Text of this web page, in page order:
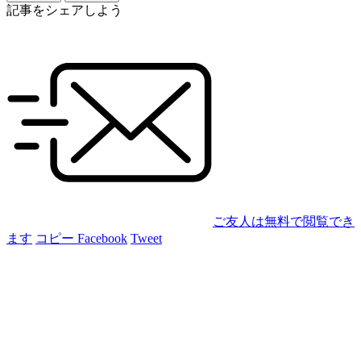
記事をシェアしよう
ご友人は無料で閲覧でき
ます コピー Facebook Tweet